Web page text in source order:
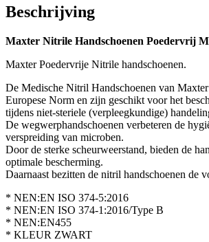
Beschrijving
Maxter Nitrile Handschoenen Poedervrij
Maxter Poedervrije Nitrile handschoenen.
De Medische Nitril Handschoenen van
Europese Norm en zijn geschikt voor het
tijdens niet-steriele (verpleegkundige)
De wegwerphandschoenen verbeteren de
verspreiding van microben.
Door de sterke scheurweerstand, bieden de
optimale bescherming.
Daarnaast bezitten de nitril handschoenen de
* NEN:EN ISO 374-5:2016
* NEN:EN ISO 374-1:2016/Type B
* NEN:EN455
* KLEUR ZWART